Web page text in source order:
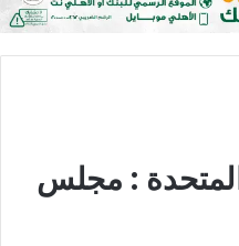
المتحدة : مجلس